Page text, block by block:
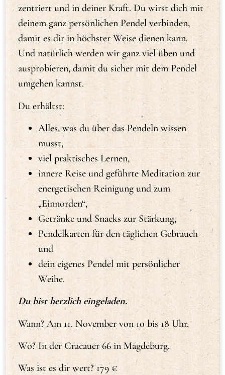
zentriert und in deiner Kraft. Du wirst dich mit
deinem ganz persönlichen Pendel verbinden,
damit es dir in höchster Weise dienen kann.
Und natürlich werden wir ganz viel üben und
ausprobieren, damit du sicher mit dem Pendel
umgehen kannst.
Du erhältst:
Alles, was du über das Pendeln wissen
musst,
viel praktisches Lernen,
innere Reise und geführte Meditation zur
energetischen Reinigung und zum
„Einnorden“,
Getränke und Snacks zur Stärkung,
Pendelkarten für den täglichen Gebrauch
und
dein eigenes Pendel mit persönlicher
Weihe.
Du bist herzlich eingeladen.
Wann? Am 11. November von 10 bis 18 Uhr.
Wo? In der Cracauer 66 in Magdeburg.
Was ist es dir wert? 179 €